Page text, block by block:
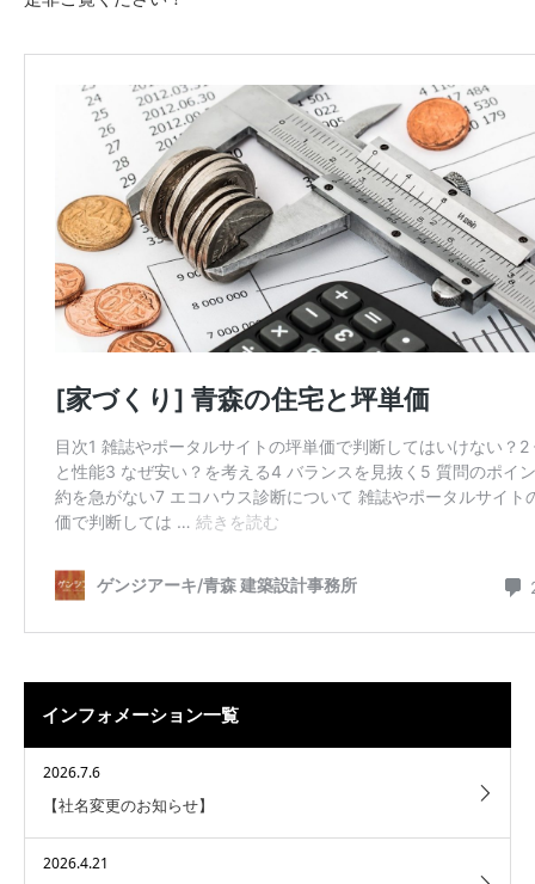
インフォメーション一覧
2026.7.6
【社名変更のお知らせ】
2026.4.21